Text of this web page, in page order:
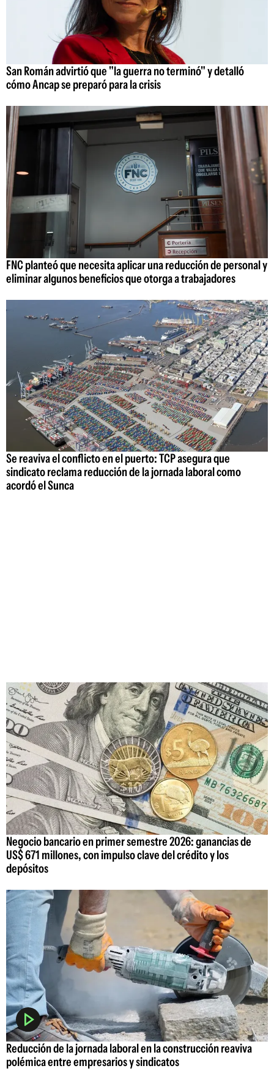
San Román advirtió que "la guerra no terminó" y detalló
cómo Ancap se preparó para la crisis
FNC planteó que necesita aplicar una reducción de personal y
eliminar algunos beneficios que otorga a trabajadores
Se reaviva el conflicto en el puerto: TCP asegura que
sindicato reclama reducción de la jornada laboral como
acordó el Sunca
Negocio bancario en primer semestre 2026: ganancias de
US$ 671 millones, con impulso clave del crédito y los
depósitos
Reducción de la jornada laboral en la construcción reaviva
polémica entre empresarios y sindicatos